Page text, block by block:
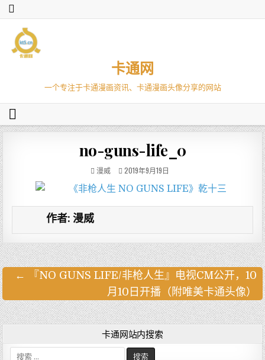
卡通网
一个专注于卡通漫画资讯、卡通漫画头像分享的网站
no-guns-life_0
漫威 2019年9月19日
作者: 漫威
文
章
导
← 『NO GUNS LIFE/非枪人生』电视CM公开，10
月10日开播（附唯美卡通头像）
卡通网站内搜索
搜